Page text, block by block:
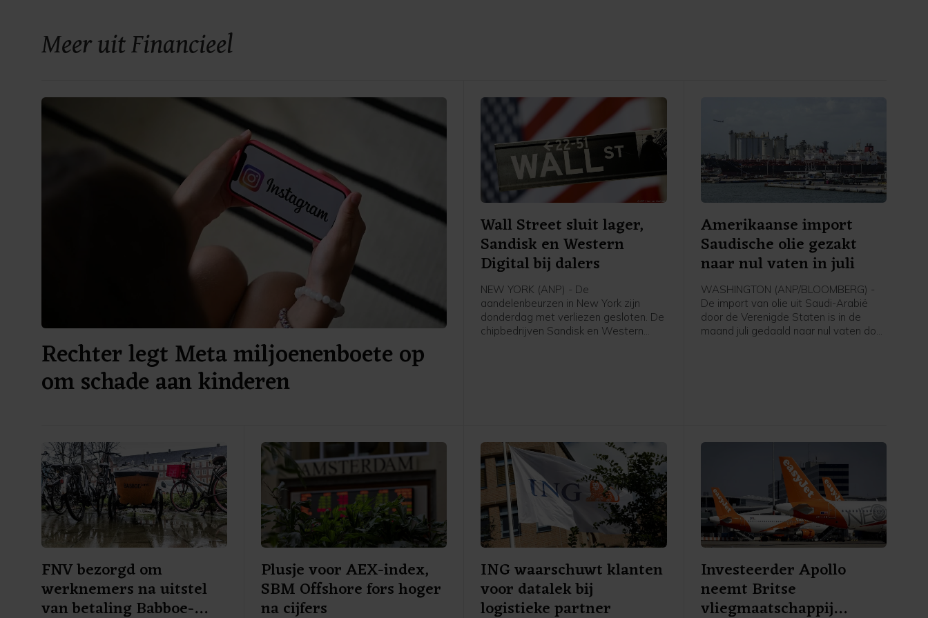
Meer uit Financieel
Rechter legt Meta miljoenenboete op
om schade aan kinderen
Wall Street sluit lager,
Sandisk en Western
Digital bij dalers
NEW YORK (ANP) - De
aandelenbeurzen in New York zijn
donderdag met verliezen gesloten. De
chipbedrijven Sandisk en Western
buiten komt.
Amerikaanse import
Saudische olie gezakt
naar nul vaten in juli
WASHINGTON (ANP/BLOOMBERG) -
De import van olie uit Saudi-Arabië
door de Verenigde Staten is in de
maand juli gedaald naar nul vaten door
enkel vat Saudische olie is
geïmporteerd in de VS.
FNV bezorgd om
werknemers na uitstel
van betaling Babboe-
Plusje voor AEX-index,
SBM Offshore fors hoger
na cijfers
ING waarschuwt klanten
voor datalek bij
logistieke partner
Investeerder Apollo
neemt Britse
vliegmaatschappij